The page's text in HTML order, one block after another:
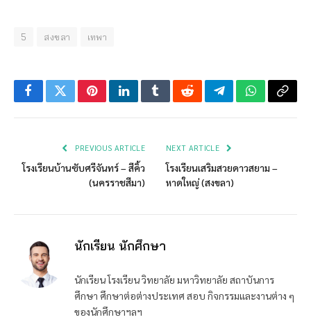
5 สงขลา เทพา
FacebookTwitterPinterestLinkedInTumblrRedditTelegramWhatsApp
Copy
PREVIOUS ARTICLE
โรงเรียนบ้านซับศรีจันทร์ – สีคิ้ว
(นครราชสีมา)
NEXT ARTICLE
โรงเรียนเสริมสวยดาวสยาม –
หาดใหญ่ (สงขลา)
นักเรียน นักศึกษา
นักเรียน โรงเรียน วิทยาลัย มหาวิทยาลัย สถาบันการ
ศึกษา ศึกษาต่อต่างประเทศ สอบ กิจกรรมและงานต่าง ๆ
ของนักศึกษาฯลฯ